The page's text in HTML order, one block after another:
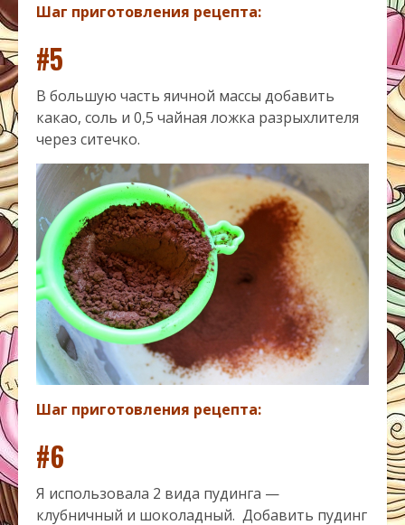
Шаг приготовления рецепта:
#5
В большую часть яичной массы добавить
какао, соль и 0,5 чайная ложка разрыхлителя
через ситечко.
Шаг приготовления рецепта:
#6
Я использовала 2 вида пудинга —
клубничный и шоколадный. Добавить пудинг